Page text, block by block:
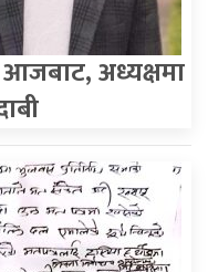
अध्यक्षमा